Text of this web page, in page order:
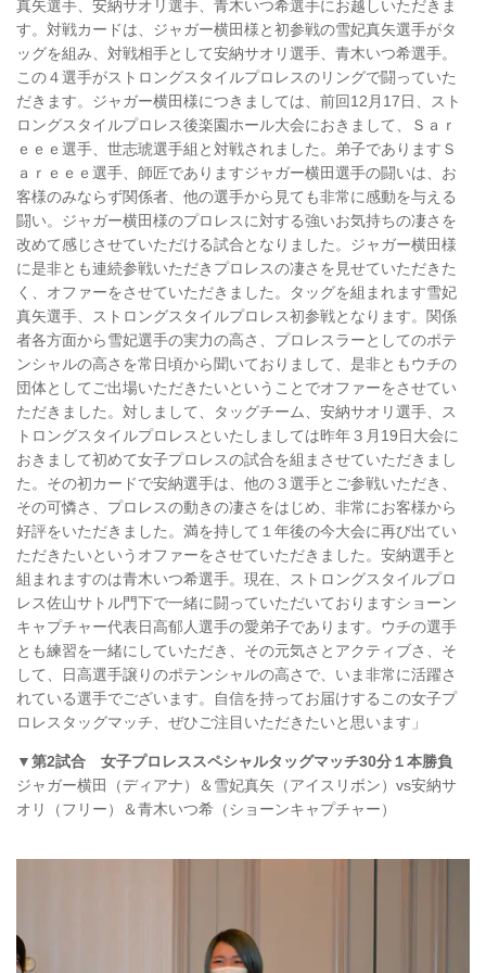
真矢選手、安納サオリ選手、青木いつ希選手にお越しいただきま
す。対戦カードは、ジャガー横田様と初参戦の雪妃真矢選手がタ
ッグを組み、対戦相手として安納サオリ選手、青木いつ希選手。
この４選手がストロングスタイルプロレスのリングで闘っていた
だきます。ジャガー横田様につきましては、前回12月17日、スト
ロングスタイルプロレス後楽園ホール大会におきまして、Ｓａｒ
ｅｅｅ選手、世志琥選手組と対戦されました。弟子でありますＳ
ａｒｅｅｅ選手、師匠でありますジャガー横田選手の闘いは、お
客様のみならず関係者、他の選手から見ても非常に感動を与える
闘い。ジャガー横田様のプロレスに対する強いお気持ちの凄さを
改めて感じさせていただける試合となりました。ジャガー横田様
に是非とも連続参戦いただきプロレスの凄さを見せていただきた
く、オファーをさせていただきました。タッグを組まれます雪妃
真矢選手、ストロングスタイルプロレス初参戦となります。関係
者各方面から雪妃選手の実力の高さ、プロレスラーとしてのポテ
ンシャルの高さを常日頃から聞いておりまして、是非ともウチの
団体としてご出場いただきたいということでオファーをさせてい
ただきました。対しまして、タッグチーム、安納サオリ選手、ス
トロングスタイルプロレスといたしましては昨年３月19日大会に
おきまして初めて女子プロレスの試合を組まさせていただきまし
た。その初カードで安納選手は、他の３選手とご参戦いただき、
その可憐さ、プロレスの動きの凄さをはじめ、非常にお客様から
好評をいただきました。満を持して１年後の今大会に再び出てい
ただきたいというオファーをさせていただきました。安納選手と
組まれますのは青木いつ希選手。現在、ストロングスタイルプロ
レス佐山サトル門下で一緒に闘っていただいておりますショーン
キャプチャー代表日高郁人選手の愛弟子であります。ウチの選手
とも練習を一緒にしていただき、その元気さとアクティブさ、そ
して、日高選手譲りのポテンシャルの高さで、いま非常に活躍さ
れている選手でございます。自信を持ってお届けするこの女子プ
ロレスタッグマッチ、ぜひご注目いただきたいと思います」
▼第2試合 女子プロレススペシャルタッグマッチ30分１本勝負
ジャガー横田（ディアナ）＆雪妃真矢（アイスリボン）vs安納サ
オリ（フリー）＆青木いつ希（ショーンキャプチャー）